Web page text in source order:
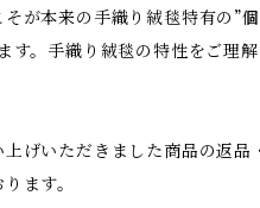
が本来の手織り絨毯特有の”
す。手織り絨毯の特性をご理
げいただきました商品の返品
ます。